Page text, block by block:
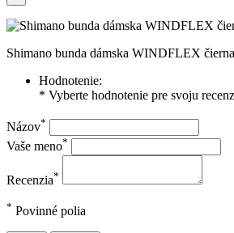
Shimano bunda dámska WINDFLEX
Hodnotenie:
* Vyberte hodnotenie pre svoju
Názov*
Vaše meno*
Recenzia*
* Povinné polia